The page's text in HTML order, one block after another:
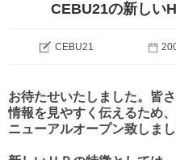
CEBU21の新しい
CEBU21
お待たせいたしました。皆
情報を見やすく伝えるため
ニューアルオープン致しまし